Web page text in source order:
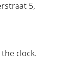
5,
clock.